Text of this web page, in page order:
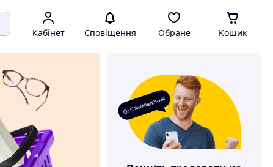
Кабінет Сповіщення Обране Кошик
О! Є замовлення